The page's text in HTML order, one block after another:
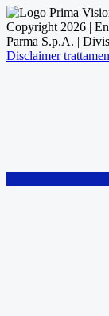
Copyright 2026 |
Parma S.p.A. |
Disclaimer